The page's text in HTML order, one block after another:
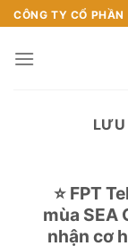
Chuyển
đến
nội
CÔNG TY CỔ PHẦN
⭐ FPT
mùa SEA
nhận cơ